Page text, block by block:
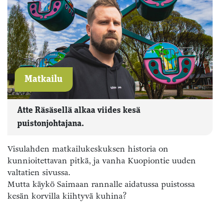
Matkailu
Atte Räsäsellä alkaa viides kesä
puistonjohtajana.
Visulahden matkailukeskuksen historia on
kunnioitettavan pitkä, ja vanha Kuopiontie uuden
valtatien sivussa.
Mutta käykö Saimaan rannalle aidatussa puistossa
kesän korvilla kiihtyvä kuhina?